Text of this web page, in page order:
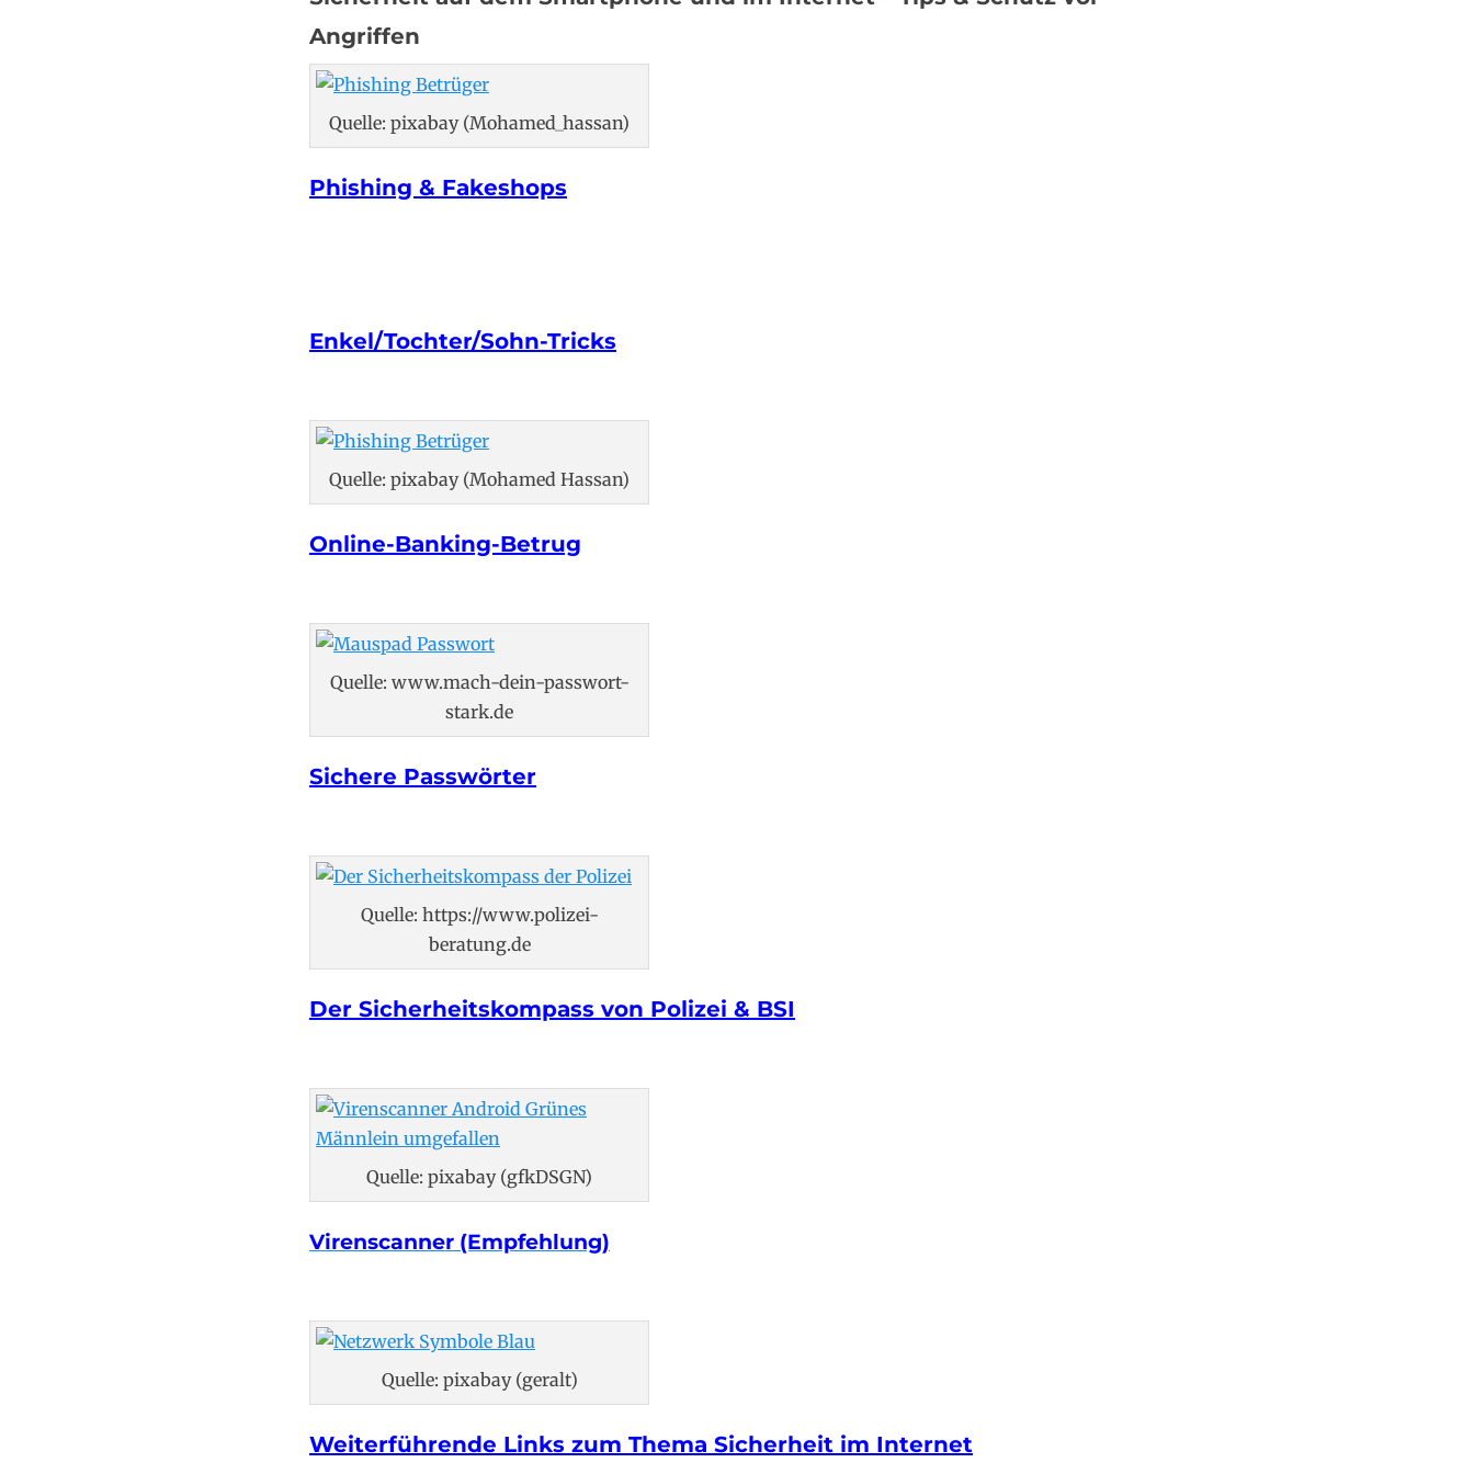
Angriffen
Quelle: pixabay (Mohamed_hassan)
Phishing & Fakeshops
Enkel/Tochter/Sohn-Tricks
Quelle: pixabay (Mohamed Hassan)
Online-Banking-Betrug
Quelle: www.mach-dein-passwort-
stark.de
Sichere Passwörter
Quelle: https://www.polizei-
beratung.de
Der Sicherheitskompass von Polizei & BSI
Quelle: pixabay (gfkDSGN)
Virenscanner (Empfehlung)
Quelle: pixabay (geralt)
Weiterführende Links zum Thema Sicherheit im Internet